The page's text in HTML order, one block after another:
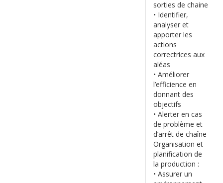
sorties de chaine
• Identifier,
analyser et
apporter les
actions
correctrices aux
aléas
• Améliorer
l’efficience en
donnant des
objectifs
• Alerter en cas
de problème et
d’arrêt de chaîne
Organisation et
planification de
la production :
• Assurer un